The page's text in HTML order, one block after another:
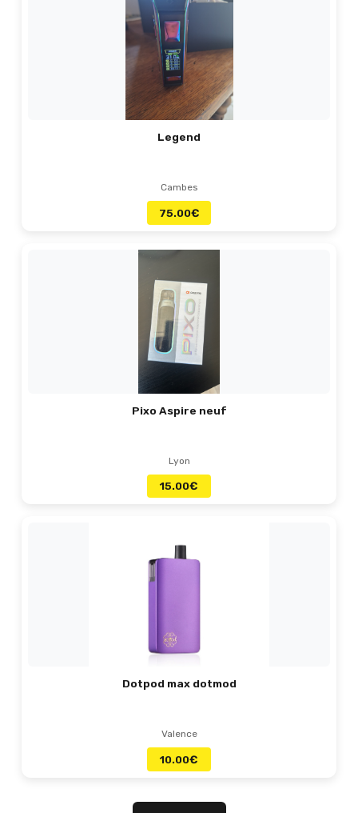
Legend
Cambes
75.00€
Pixo Aspire neuf
Lyon
15.00€
Dotpod max dotmod
Valence
10.00€